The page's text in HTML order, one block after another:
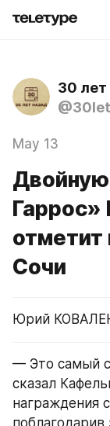
30 лет
May 13
Двойную
Гаррос»
отметит
Сочи
Юрий
— Это самый
сказал
награждения